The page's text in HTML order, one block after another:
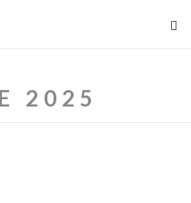
2025